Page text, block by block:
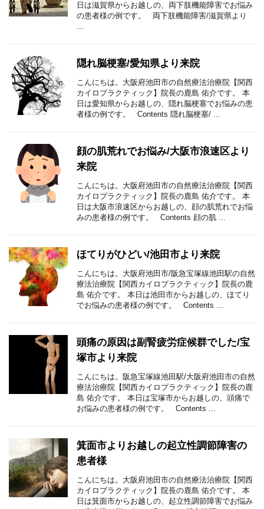
日は滋賀県からお越しの、両下肢機能障害でお悩み
の患者様の例です。 両下肢機能障害/滋賀県より
...
隠れ脳梗塞/愛知県より来院
こんにちは。大阪府池田市の自然療法治療院【関西
カイロプラクティック】院長の鹿島 佑介です。 本
日は愛知県からお越しの、隠れ脳梗塞でお悩みの患
者様の例です。 Contents 隠れ脳梗塞/ ...
顔の肌荒れでお悩み/大阪市浪速区より
来院
こんにちは。大阪府池田市の自然療法治療院【関西
カイロプラクティック】院長の鹿島 佑介です。 本
日は大阪市浪速区からお越しの、顔の肌荒れでお悩
みの患者様の例です。 Contents 顔の肌 ...
ほてりがひどい/池田市より来院
こんにちは。大阪府池田市/阪急宝塚線池田駅の自然
療法治療院【関西カイロプラクティック】院長の鹿
島 佑介です。 本日は池田市からお越しの、ほてり
でお悩みの患者様の例です。 Contents ...
頭痛の原因は副腎疲労症候群でした/宝
塚市より来院
こんにちは。阪急宝塚線池田駅/大阪府池田市の自然
療法治療院【関西カイロプラクティック】院長の鹿
島 佑介です。 本日は宝塚市からお越しの、頭痛で
お悩みの患者様の例です。 Contents ...
箕面市よりお越しの起立性調節障害の
患者様
こんにちは。大阪府池田市の自然療法治療院【関西
カイロプラクティック】院長の鹿島 佑介です。 本
日は箕面市からお越しの、起立性調節障害でお悩み